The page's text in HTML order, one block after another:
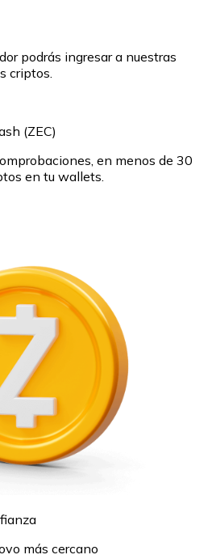
podrás ingresar a nuestras
criptos.
(ZEC)
en menos de 30
en tu wallets.
más cercano